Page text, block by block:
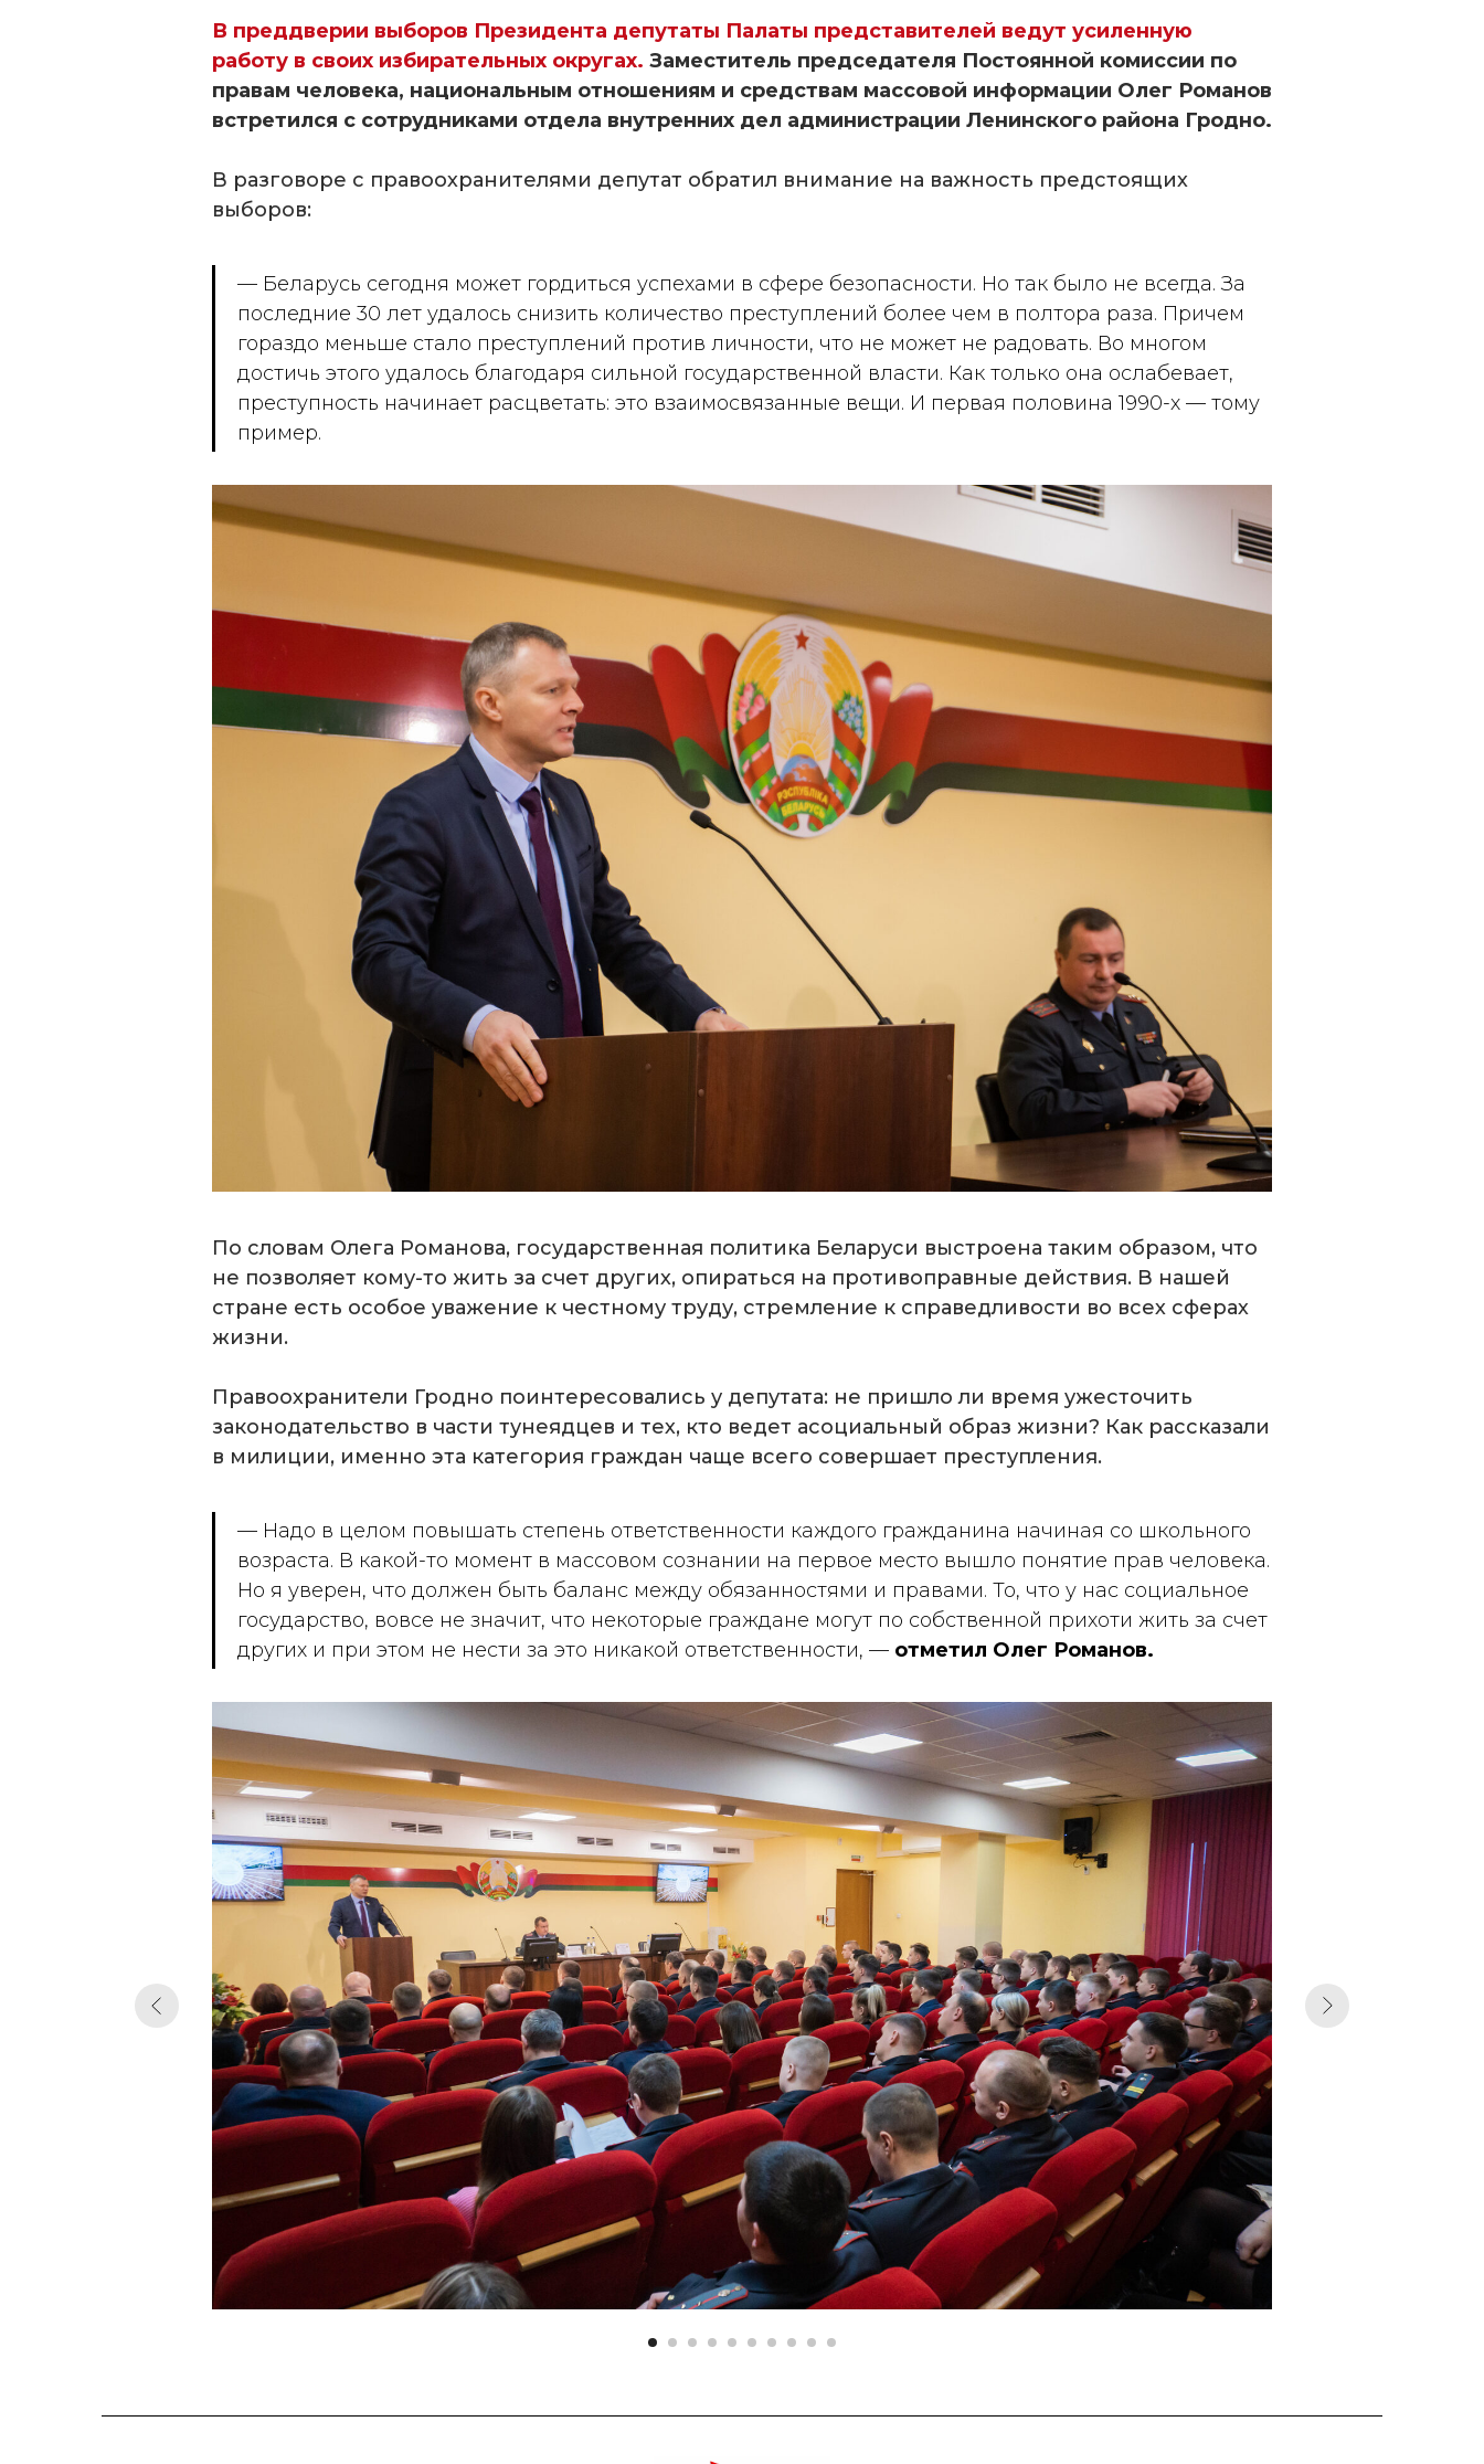
В преддверии выборов Президента депутаты Палаты представителей ведут усиленную
работу в своих избирательных округах. Заместитель председателя Постоянной комиссии по
правам человека, национальным отношениям и средствам массовой информации Олег Романов
встретился с сотрудниками отдела внутренних дел администрации Ленинского района Гродно.
В разговоре с правоохранителями депутат обратил внимание на важность предстоящих
выборов:
— Беларусь сегодня может гордиться успехами в сфере безопасности. Но так было не всегда. За
последние 30 лет удалось снизить количество преступлений более чем в полтора раза. Причем
гораздо меньше стало преступлений против личности, что не может не радовать. Во многом
достичь этого удалось благодаря сильной государственной власти. Как только она ослабевает,
преступность начинает расцветать: это взаимосвязанные вещи. И первая половина 1990-х — тому
пример.
По словам Олега Романова, государственная политика Беларуси выстроена таким образом, что
не позволяет кому-то жить за счет других, опираться на противоправные действия. В нашей
стране есть особое уважение к честному труду, стремление к справедливости во всех сферах
жизни.
Правоохранители Гродно поинтересовались у депутата: не пришло ли время ужесточить
законодательство в части тунеядцев и тех, кто ведет асоциальный образ жизни? Как рассказали
в милиции, именно эта категория граждан чаще всего совершает преступления.
— Надо в целом повышать степень ответственности каждого гражданина начиная со школьного
возраста. В какой-то момент в массовом сознании на первое место вышло понятие прав человека.
Но я уверен, что должен быть баланс между обязанностями и правами. То, что у нас социальное
государство, вовсе не значит, что некоторые граждане могут по собственной прихоти жить за счет
других и при этом не нести за это никакой ответственности, — отметил Олег Романов.